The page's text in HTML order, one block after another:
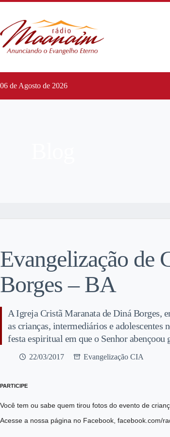
06 de Agosto de 2026
Evangelização
Borges – BA
A Igreja Cristã Maranata de Diná Borges,
as crianças, intermediários e adolescentes
festa espiritual em que o Senhor abençoou
22/03/2017 Evangelização CIA
PARTICIPE
Você tem ou sabe quem tirou fotos do evento de
Acesse a nossa página no Facebook, facebook.com/